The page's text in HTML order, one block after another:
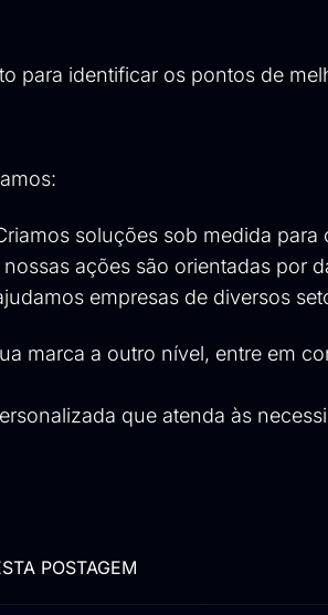
para identificar os pontos de
soluções sob medida para
nossas ações são orientadas por
empresas de diversos
marca a outro nível, entre em
que atenda às
POSTAGEM